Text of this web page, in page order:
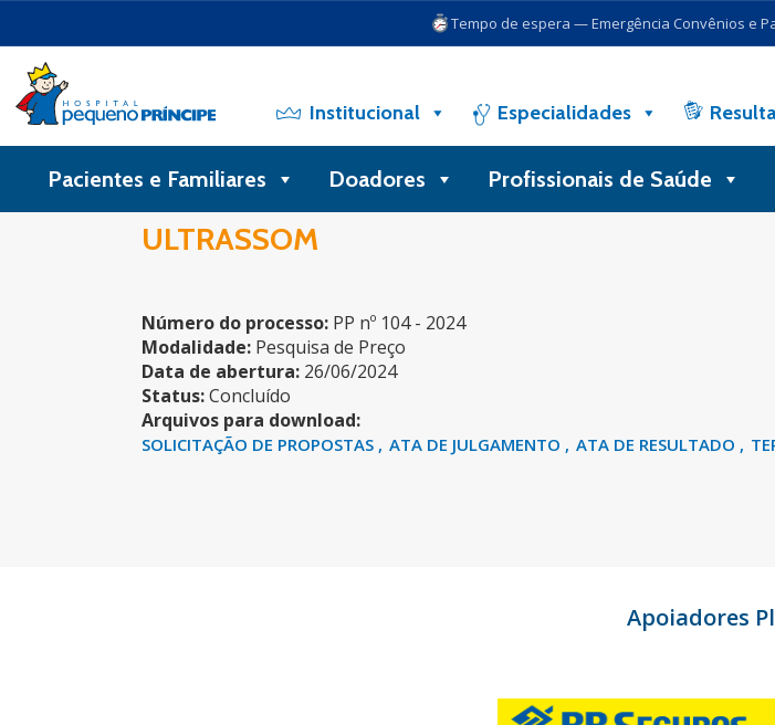
Tempo de espera — Emergência Convênios e
Institucional Especialidades
Pacientes e Familiares Doadores Profissionais de Saúde
ULTRASSOM
Número do processo: PP nº 104 - 2024
Modalidade: Pesquisa de Preço
Data de abertura: 26/06/2024
Status:Concluído
Arquivos para download:
SOLICITAÇÃO DE PROPOSTAS ATA DE JULGAMENTO ATA DE RESULTADO
Apoiadores